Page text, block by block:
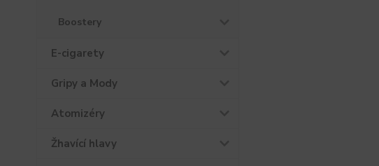
Boostery
E-cigarety
Gripy a Mody
Atomizéry
Žhavící hlavy